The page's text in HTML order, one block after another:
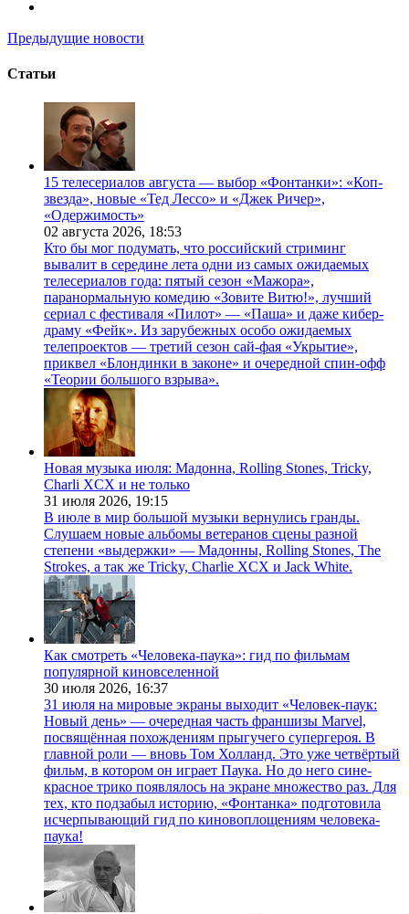
Предыдущие новости
Статьи
15 телесериалов августа — выбор «Фонтанки»: «Коп-
звезда», новые «Тед Лессо» и «Джек Ричер»,
«Одержимость»
02 августа 2026, 18:53
Кто бы мог подумать, что российский стриминг
вывалит в середине лета одни из самых ожидаемых
телесериалов года: пятый сезон «Мажора»,
паранормальную комедию «Зовите Витю!», лучший
сериал с фестиваля «Пилот» — «Паша» и даже кибер-
драму «Фейк». Из зарубежных особо ожидаемых
телепроектов — третий сезон сай-фая «Укрытие»,
приквел «Блондинки в законе» и очередной спин-офф
«Теории большого взрыва».
Новая музыка июля: Мадонна, Rolling Stones, Tricky,
Charli XCX и не только
31 июля 2026, 19:15
В июле в мир большой музыки вернулись гранды.
Слушаем новые альбомы ветеранов сцены разной
степени «выдержки» — Мадонны, Rolling Stones, The
Strokes, а так же Tricky, Charlie XCX и Jack White.
Как смотреть «Человека-паука»: гид по фильмам
популярной киновселенной
30 июля 2026, 16:37
31 июля на мировые экраны выходит «Человек-паук:
Новый день» — очередная часть франшизы Marvel,
посвящённая похождениям прыгучего супергероя. В
главной роли — вновь Том Холланд. Это уже четвёртый
фильм, в котором он играет Паука. Но до него сине-
красное трико появлялось на экране множество раз. Для
тех, кто подзабыл историю, «Фонтанка» подготовила
исчерпывающий гид по киновоплощениям человека-
паука!